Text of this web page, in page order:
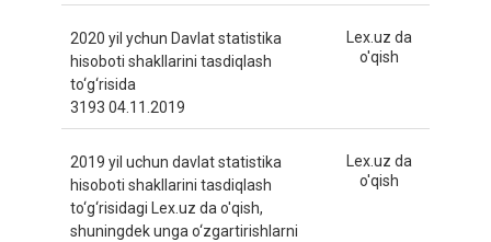
2020 yil ychun Davlat statistika
hisoboti shakllarini tasdiqlash
to‘g‘risida
3193 04.11.2019
Lex.uz da
o'qish
2019 yil uchun davlat statistika
hisoboti shakllarini tasdiqlash
to‘g‘risidagi Lex.uz da o'qish,
shuningdek unga o‘zgartirishlarni
Lex.uz da
o'qish